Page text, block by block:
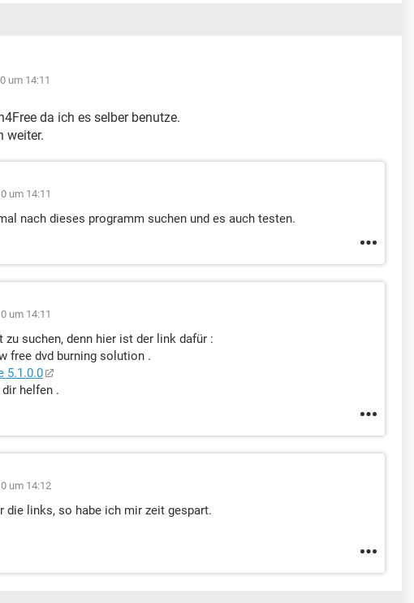
um 14:11
da ich es selber benutze.
weiter.
um 14:11
nach dieses programm suchen und es auch testen.
um 14:11
zu suchen, denn hier ist der link dafür :
free dvd burning solution .
5.1.0.0
helfen .
um 14:12
die links, so habe ich mir zeit gespart.